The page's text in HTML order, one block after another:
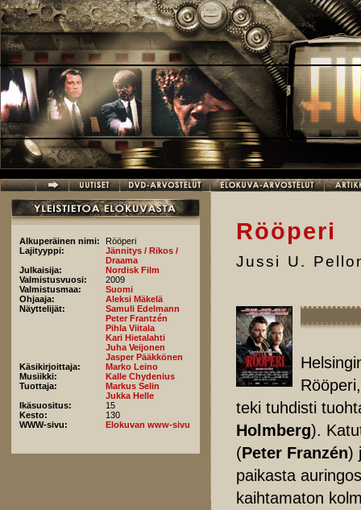
Hyppää pääsisältöön
Alkuperäinen nimi:
Rööperi
Lajityyppi:
Jännitys / Rikos /
Draama
Julkaisija:
Nordisk Film
Valmistusvuosi:
2009
Valmistusmaa:
Suomi
Ohjaaja:
Aleksi Mäkelä
Näyttelijät:
Samuli Edelmann
Peter Frantzén
Pihla Viitala
Kari Hietalahti
Juha Veijonen
Jasper Pääkkönen
Käsikirjoittaja:
Marko Leino
Musiikki:
Kalle Chydenius
Tuottaja:
Markus Selin
Jukka Helle
Ikäsuositus:
15
Kesto:
130
WWW-sivu:
Elokuvan www-sivu
Rööperi
Jussi U.
teki tuhdisti
Holmberg).
(Peter Franzén)
paikasta
kaihtamaton